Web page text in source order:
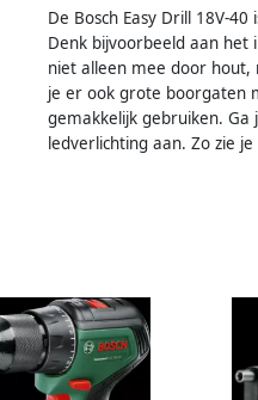
De Bosch Easy Drill 18V-
Denk bijvoorbeeld aan het
niet alleen mee door
je er ook grote boorgaten
gemakkelijk gebruiken. Ga
ledverlichting aan. Zo zie